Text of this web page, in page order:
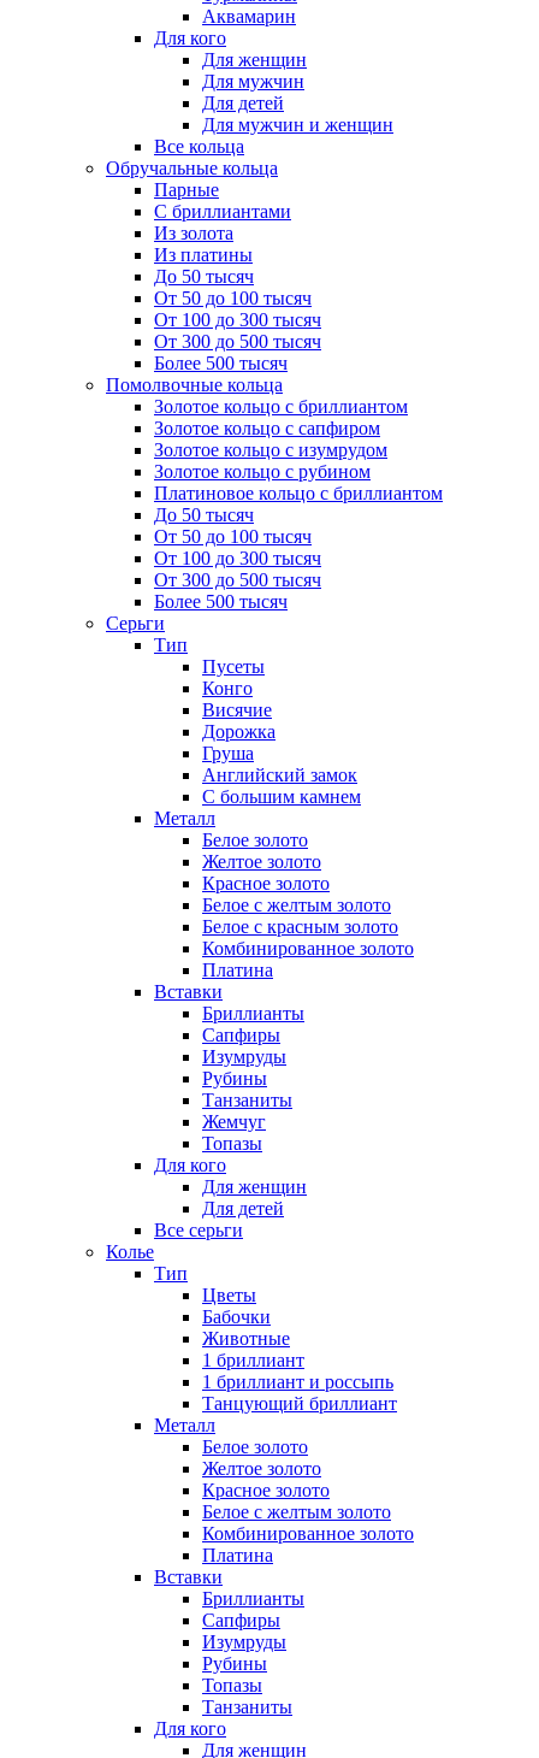
Аквамарин
Для кого
Для женщин
Для мужчин
Для детей
Для мужчин и женщин
Все кольца
Обручальные кольца
Парные
С бриллиантами
Из золота
Из платины
До 50 тысяч
От 50 до 100 тысяч
От 100 до 300 тысяч
От 300 до 500 тысяч
Более 500 тысяч
Помолвочные кольца
Золотое кольцо с бриллиантом
Золотое кольцо с сапфиром
Золотое кольцо с изумрудом
Золотое кольцо с рубином
Платиновое кольцо с бриллиантом
До 50 тысяч
От 50 до 100 тысяч
От 100 до 300 тысяч
От 300 до 500 тысяч
Более 500 тысяч
Серьги
Тип
Пусеты
Конго
Висячие
Дорожка
Груша
Английский замок
С большим камнем
Металл
Белое золото
Желтое золото
Красное золото
Белое с желтым золото
Белое с красным золото
Комбинированное золото
Платина
Вставки
Бриллианты
Сапфиры
Изумруды
Рубины
Танзаниты
Жемчуг
Топазы
Для кого
Для женщин
Для детей
Все серьги
Колье
Тип
Цветы
Бабочки
Животные
1 бриллиант
1 бриллиант и россыпь
Танцующий бриллиант
Металл
Белое золото
Желтое золото
Красное золото
Белое с желтым золото
Комбинированное золото
Платина
Вставки
Бриллианты
Сапфиры
Изумруды
Рубины
Топазы
Танзаниты
Для кого
Для женщин